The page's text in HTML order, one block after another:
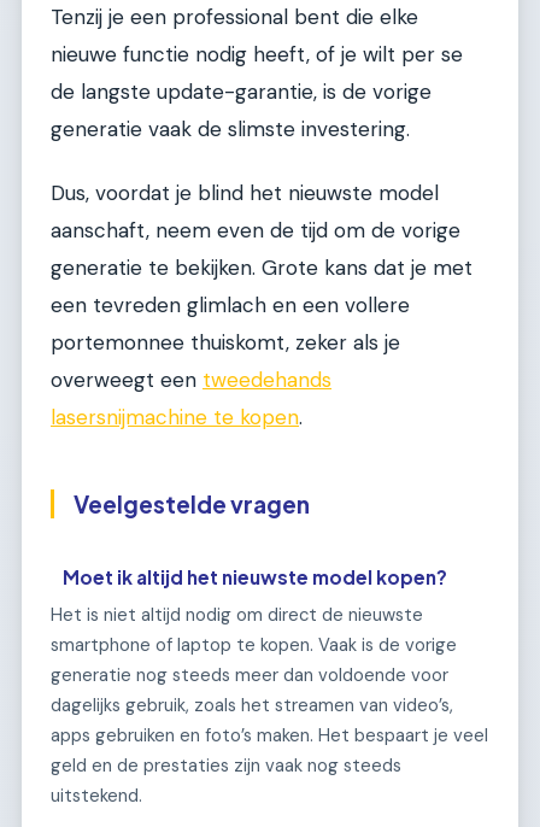
Tenzij je een professional bent die elke
nieuwe functie nodig heeft, of je wilt per se
de langste update-garantie, is de vorige
generatie vaak de slimste investering.
Dus, voordat je blind het nieuwste model
aanschaft, neem even de tijd om de vorige
generatie te bekijken. Grote kans dat je met
een tevreden glimlach en een vollere
portemonnee thuiskomt, zeker als je
overweegt een tweedehands
lasersnijmachine te kopen.
Veelgestelde vragen
Moet ik altijd het nieuwste model kopen?
Het is niet altijd nodig om direct de nieuwste
smartphone of laptop te kopen. Vaak is de vorige
generatie nog steeds meer dan voldoende voor
dagelijks gebruik, zoals het streamen van video’s,
apps gebruiken en foto’s maken. Het bespaart je veel
geld en de prestaties zijn vaak nog steeds
uitstekend.